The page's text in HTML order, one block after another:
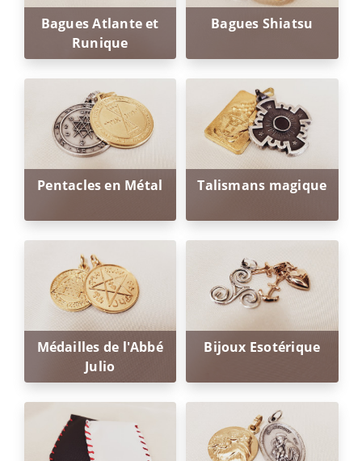
Bagues Atlante et
Runique
Bagues Shiatsu
Pentacles en Métal Talismans magique
Médailles de l'Abbé
Julio
Bijoux Esotérique